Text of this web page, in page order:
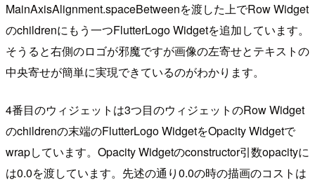
MainAxisAlignment.spaceBetweenを渡した上でRow Widget
のchildrenにもう一つFlutterLogo Widgetを追加しています。
そうると右側のロゴが邪魔ですが画像の左寄せとテキストの
中央寄せが簡単に実現できているのがわかります。
4番目のウィジェットは3つ目のウィジェットのRow Widget
のchildrenの末端のFlutterLogo WidgetをOpacity Widgetで
wrapしています。Opacity Widgetのconstructor引数opacityに
は0.0を渡しています。先述の通り0.0の時の描画のコストは